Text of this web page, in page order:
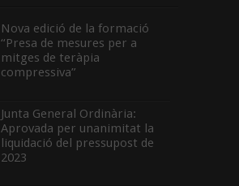
Nova edició de la formació
“Presa de mesures per a
mitges de teràpia
compressiva”
Junta General Ordinària:
Aprovada per unanimitat la
liquidació del pressupost de
2023